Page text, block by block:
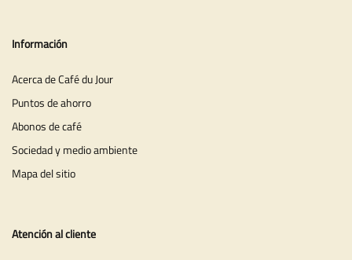
Información
Acerca de Café du Jour
Puntos de ahorro
Abonos de café
Sociedad y medio ambiente
Mapa del sitio
Atención al cliente